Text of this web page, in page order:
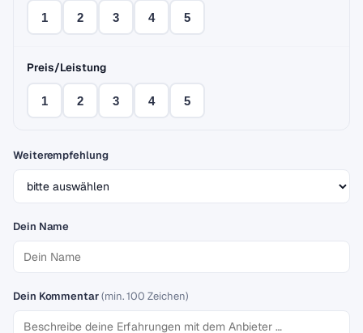
1 2 3 4 5
Preis/Leistung
1 2 3 4 5
Weiterempfehlung
Dein Name
Dein Kommentar(min. 100 Zeichen)